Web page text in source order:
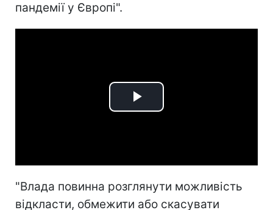
пандемії у Європі".
Play
"Влада повинна розглянути можливість
відкласти, обмежити або скасувати